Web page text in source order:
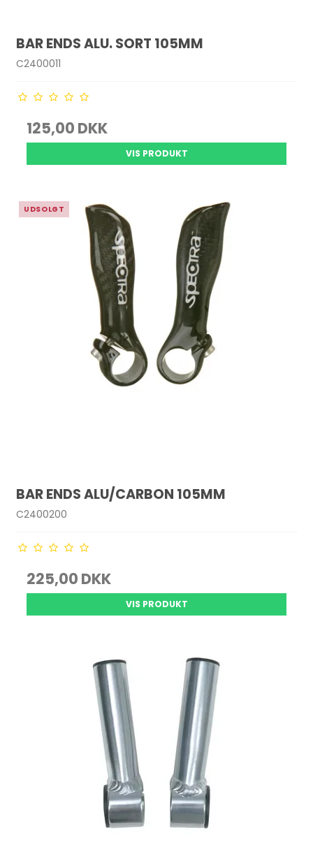
BAR ENDS ALU. SORT 105MM
C2400011
125,00 DKK
VIS PRODUKT
UDSOLGT
BAR ENDS ALU/CARBON 105MM
C2400200
225,00 DKK
VIS PRODUKT